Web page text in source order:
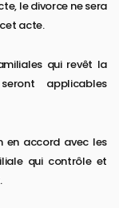
le divorce ne sera
acte.
qui revêt la
applicables
en accord avec les
qui contrôle et